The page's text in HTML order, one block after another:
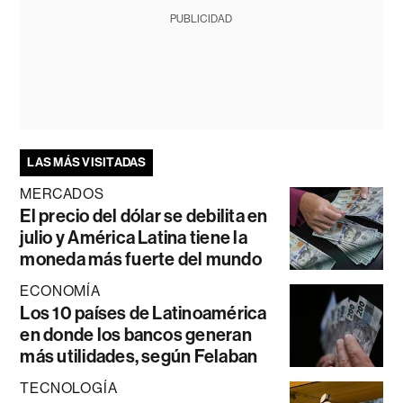
PUBLICIDAD
LAS MÁS VISITADAS
MERCADOS
El precio del dólar se debilita en
julio y América Latina tiene la
moneda más fuerte del mundo
ECONOMÍA
Los 10 países de Latinoamérica
en donde los bancos generan
más utilidades, según Felaban
TECNOLOGÍA